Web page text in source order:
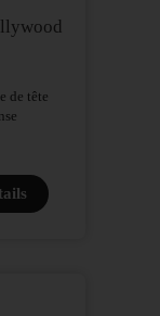
de tête